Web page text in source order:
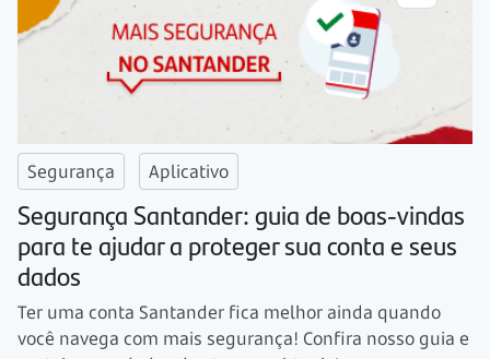
Segurança Aplicativo
Segurança Santander: guia de boas-vindas
para te ajudar a proteger sua conta e seus
dados
Ter uma conta Santander fica melhor ainda quando
você navega com mais segurança! Confira nosso guia e